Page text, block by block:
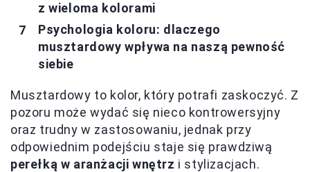
z wieloma kolorami
Psychologia koloru: dlaczego
musztardowy wpływa na naszą pewność
siebie
Musztardowy to kolor, który potrafi zaskoczyć. Z
pozoru może wydać się nieco kontrowersyjny
oraz trudny w zastosowaniu, jednak przy
odpowiednim podejściu staje się prawdziwą
perełką w aranżacji wnętrz i stylizacjach.